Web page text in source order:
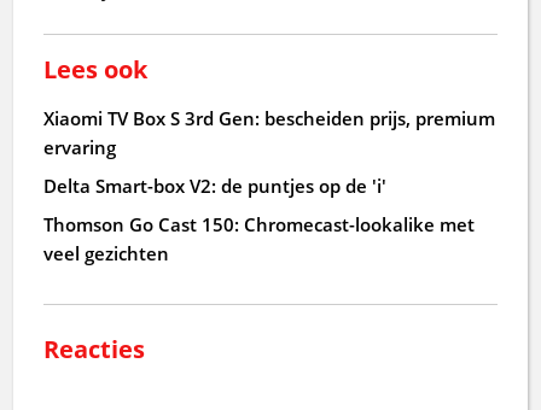
Lees ook
Xiaomi TV Box S 3rd Gen: bescheiden prijs, premium
ervaring
Delta Smart-box V2: de puntjes op de 'i'
Thomson Go Cast 150: Chromecast-lookalike met
veel gezichten
Reacties